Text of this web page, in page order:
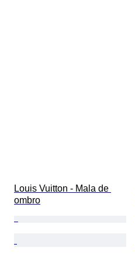
Louis Vuitton - Mala de
ombro